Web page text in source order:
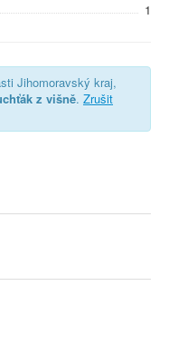
1
Jihomoravský kraj,
z višně. Zrušit